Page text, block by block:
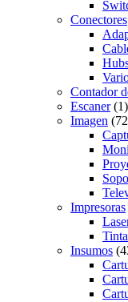
Conectores
Contador
Escaner (1)
Imagen
Impresoras
Tinta
Insumos